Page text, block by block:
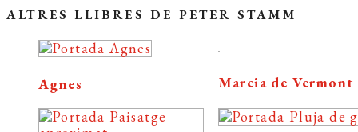
ALTRES LLIBRES DE PETER STAMM
Agnes Marcia de Vermont